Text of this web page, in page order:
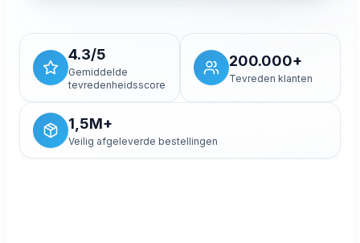
4.3/5
Gemiddelde
tevredenheidsscore
200.000+
Tevreden klanten
1,5M+
Veilig afgeleverde bestellingen
Toestaan en video laden